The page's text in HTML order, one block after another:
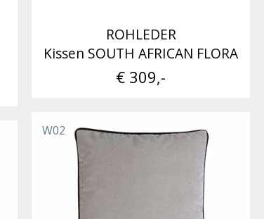
ROHLEDER
Kissen SOUTH AFRICAN FLORA
€ 309,-
W02